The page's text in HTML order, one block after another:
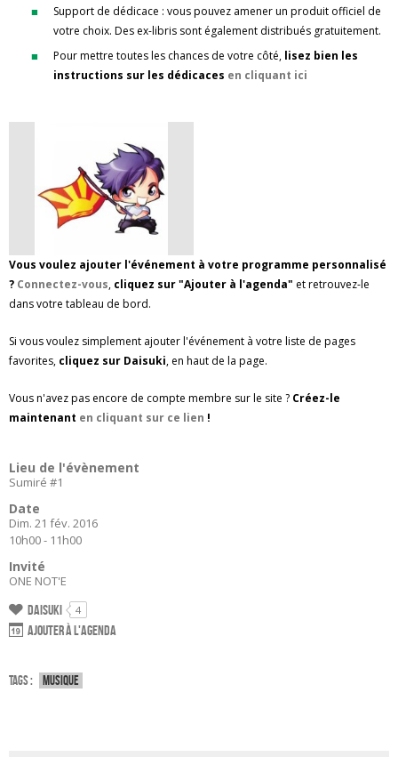
Support de dédicace : vous pouvez amener un produit officiel de
votre choix. Des ex-libris sont également distribués gratuitement.
Pour mettre toutes les chances de votre côté, lisez bien les
instructions sur les dédicaces en cliquant ici
Vous voulez ajouter l'événement à votre programme personnalisé
? Connectez-vous, cliquez sur "Ajouter à l'agenda" et retrouvez-le
dans votre tableau de bord.
Si vous voulez simplement ajouter l'événement à votre liste de pages
favorites, cliquez sur Daisuki, en haut de la page.
Vous n'avez pas encore de compte membre sur le site ? Créez-le
maintenant en cliquant sur ce lien !
Lieu de l'évènement
Sumiré #1
Date
Dim. 21 fév. 2016
10h00 - 11h00
Invité
ONE NOT'E
Daisuki 4
Ajouter à l'agenda
Tags : Musique